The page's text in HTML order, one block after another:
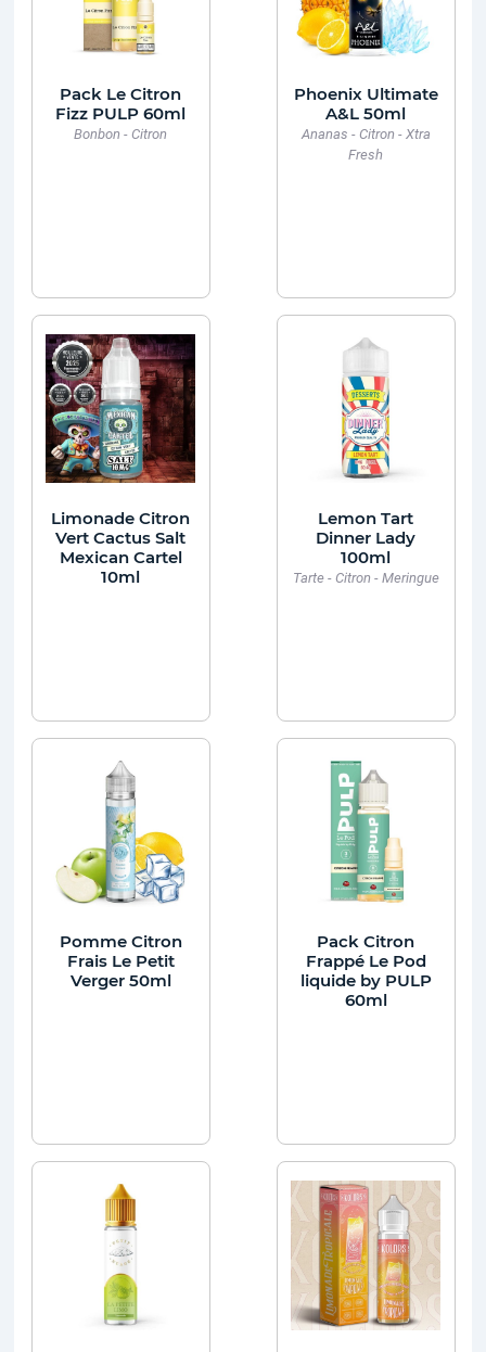
Pack Le Citron
Fizz PULP 60ml
Bonbon - Citron
Phoenix Ultimate
A&L 50ml
Ananas - Citron - Xtra
Fresh
Limonade Citron
Vert Cactus Salt
Mexican Cartel
10ml
Lemon Tart
Dinner Lady
100ml
Tarte - Citron - Meringue
Pomme Citron
Frais Le Petit
Verger 50ml
Pack Citron
Frappé Le Pod
liquide by PULP
60ml